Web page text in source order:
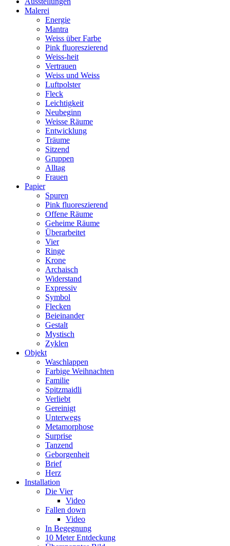
Malerei
Energie
Mantra
Weiss über Farbe
Pink fluoreszierend
Weiss-heit
Vertrauen
Weiss und Weiss
Luftpolster
Fleck
Leichtigkeit
Neubeginn
Weisse Räume
Entwicklung
Träume
Sitzend
Gruppen
Alltag
Frauen
Papier
Spuren
Pink fluoreszierend
Offene Räume
Geheime Räume
Überarbeitet
Vier
Ringe
Krone
Archaisch
Widerstand
Expressiv
Symbol
Flecken
Beieinander
Gestalt
Mystisch
Zyklen
Objekt
Waschlappen
Farbige Weihnachten
Familie
Spitzmaidli
Verliebt
Gereinigt
Unterwegs
Metamorphose
Surprise
Tanzend
Geborgenheit
Brief
Herz
Installation
Die Vier
Video
Fallen down
Video
In Begegnung
10 Meter Entdeckung